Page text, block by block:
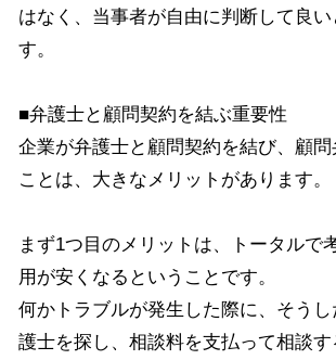
はなく、当事者が自由に判断して良
す。
■弁護士と顧問契約を結ぶ重要性
企業が弁護士と顧問契約を結び、顧
ことは、大きなメリットがあります。
まず1つ目のメリットは、トータルで
用が安くなるということです。
何かトラブルが発生した際に、そう
護士を探し、相談料を支払って相談